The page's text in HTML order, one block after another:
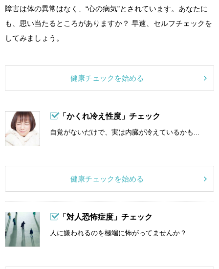
障害は体の異常はなく、“心の病気”とされています。あなたに
も、思い当たるところがありますか？ 早速、セルフチェックを
してみましょう。
健康チェックを始める
「かくれ冷え性度」チェック
自覚がないだけで、実は内臓が冷えているかも...
健康チェックを始める
「対人恐怖症度」チェック
人に嫌われるのを極端に怖がってませんか？